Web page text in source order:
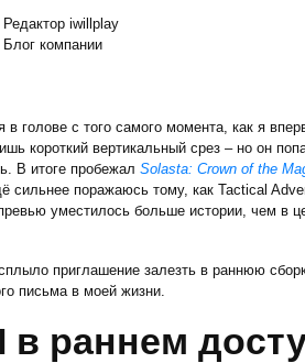
Редактор iwillplay
Блог компании
в голове с того самого момента, как я
короткий вертикальный срез – но он
В итоге пробежал Solasta: Crown of the
сильнее поражаюсь тому, как Tactical
уместилось больше истории, чем в
приглашение залезть в раннюю
письма в моей жизни.
в раннем